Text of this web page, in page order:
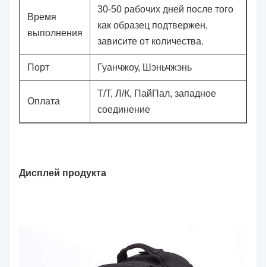
Время
выполнения
30-50 рабочих дней после того
как образец подтвержен,
зависите от количества.
Порт Гуанчжоу, Шэньчжэнь
Оплата
Т/Т, Л/К, ПайПал, западное
соединение
Дисплей продукта